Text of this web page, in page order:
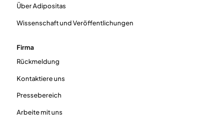
Über Adipositas
Wissenschaft und Veröffentlichungen
Firma
Rückmeldung
Kontaktiere uns
Pressebereich
Arbeite mit uns